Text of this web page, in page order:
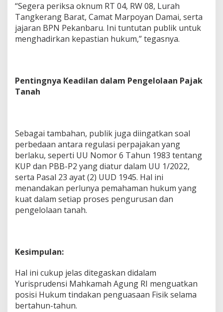
“Segera periksa oknum RT 04, RW 08, Lurah
Tangkerang Barat, Camat Marpoyan Damai, serta
jajaran BPN Pekanbaru. Ini tuntutan publik untuk
menghadirkan kepastian hukum,” tegasnya.
Pentingnya Keadilan dalam Pengelolaan Pajak
Tanah
Sebagai tambahan, publik juga diingatkan soal
perbedaan antara regulasi perpajakan yang
berlaku, seperti UU Nomor 6 Tahun 1983 tentang
KUP dan PBB-P2 yang diatur dalam UU 1/2022,
serta Pasal 23 ayat (2) UUD 1945. Hal ini
menandakan perlunya pemahaman hukum yang
kuat dalam setiap proses pengurusan dan
pengelolaan tanah.
Kesimpulan:
Hal ini cukup jelas ditegaskan didalam
Yurisprudensi Mahkamah Agung RI menguatkan
posisi Hukum tindakan penguasaan Fisik selama
bertahun-tahun.